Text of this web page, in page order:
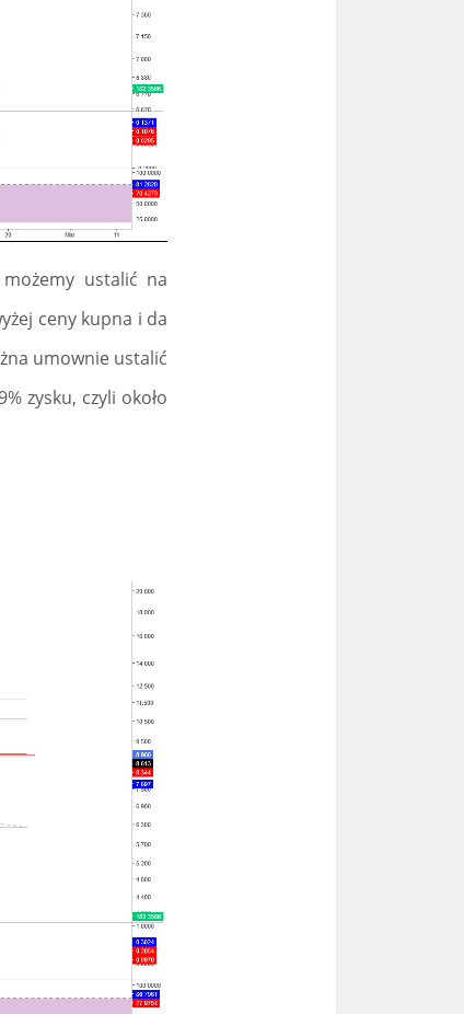
ustalić na
ceny kupna i da
umownie ustalić
zysku, czyli około